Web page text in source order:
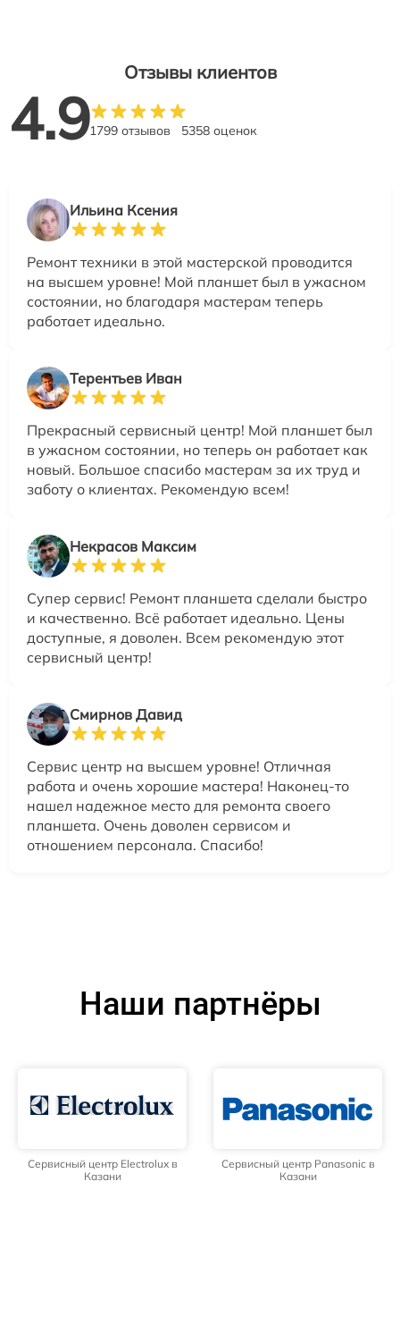
Отзывы клиентов
4.91799 отзывов 5358 оценок
Ильина Ксения
Ремонт техники в этой мастерской проводится
на высшем уровне! Мой планшет был в ужасном
состоянии, но благодаря мастерам теперь
работает идеально.
Терентьев Иван
Прекрасный сервисный центр! Мой планшет был
в ужасном состоянии, но теперь он работает как
новый. Большое спасибо мастерам за их труд и
заботу о клиентах. Рекомендую всем!
Некрасов Максим
Супер сервис! Ремонт планшета сделали быстро
и качественно. Всё работает идеально. Цены
доступные, я доволен. Всем рекомендую этот
сервисный центр!
Смирнов Давид
Сервис центр на высшем уровне! Отличная
работа и очень хорошие мастера! Наконец-то
нашел надежное место для ремонта своего
планшета. Очень доволен сервисом и
отношением персонала. Спасибо!
Наши партнёры
Сервисный центр Electrolux в
Казани
Сервисный центр Panasonic в
Казани